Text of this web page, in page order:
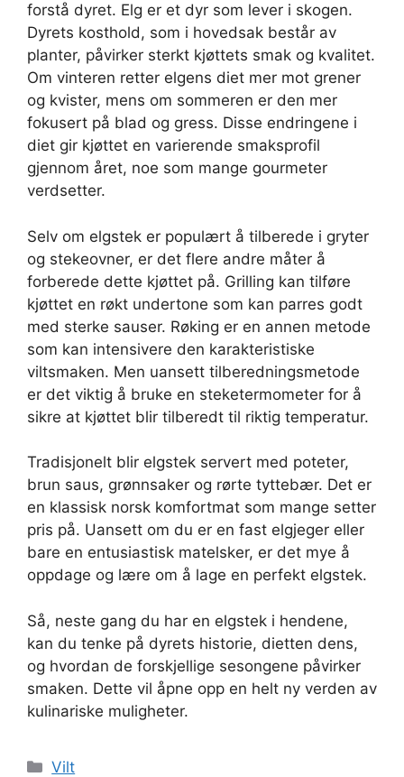
forstå dyret. Elg er et dyr som lever i skogen.
Dyrets kosthold, som i hovedsak består av
planter, påvirker sterkt kjøttets smak og kvalitet.
Om vinteren retter elgens diet mer mot grener
og kvister, mens om sommeren er den mer
fokusert på blad og gress. Disse endringene i
diet gir kjøttet en varierende smaksprofil
gjennom året, noe som mange gourmeter
verdsetter.
Selv om elgstek er populært å tilberede i gryter
og stekeovner, er det flere andre måter å
forberede dette kjøttet på. Grilling kan tilføre
kjøttet en røkt undertone som kan parres godt
med sterke sauser. Røking er en annen metode
som kan intensivere den karakteristiske
viltsmaken. Men uansett tilberedningsmetode
er det viktig å bruke en steketermometer for å
sikre at kjøttet blir tilberedt til riktig temperatur.
Tradisjonelt blir elgstek servert med poteter,
brun saus, grønnsaker og rørte tyttebær. Det er
en klassisk norsk komfortmat som mange setter
pris på. Uansett om du er en fast elgjeger eller
bare en entusiastisk matelsker, er det mye å
oppdage og lære om å lage en perfekt elgstek.
Så, neste gang du har en elgstek i hendene,
kan du tenke på dyrets historie, dietten dens,
og hvordan de forskjellige sesongene påvirker
smaken. Dette vil åpne opp en helt ny verden av
kulinariske muligheter.
Kategorier
Vilt